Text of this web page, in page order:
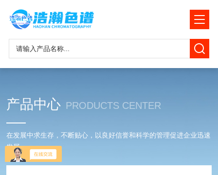
产品中心 PRODUCTS CENTER
在发展中求生存，不断贴心，以良好信誉和科学的管理促进企业迅速
发展